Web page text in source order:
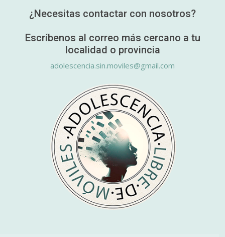
¿Necesitas contactar con nosotros?
Escríbenos al correo más cercano a tu
localidad o provincia
adolescencia.sin.moviles@gmail.com